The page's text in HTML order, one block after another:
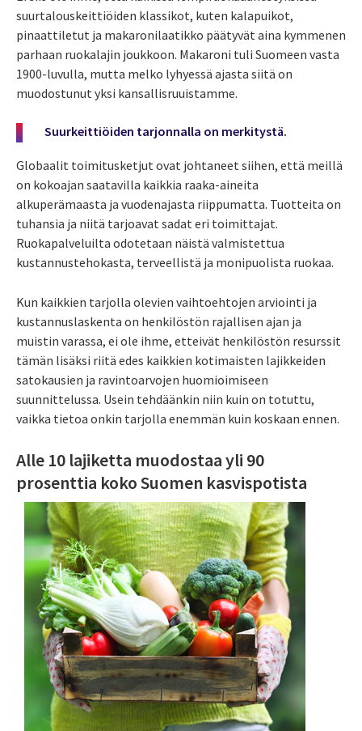
suurtalouskeittiöiden klassikot, kuten kalapuikot,
pinaattiletut ja makaronilaatikko päätyvät aina kymmenen
parhaan ruokalajin joukkoon. Makaroni tuli Suomeen vasta
1900-luvulla, mutta melko lyhyessä ajasta siitä on
muodostunut yksi kansallisruuistamme.
Suurkeittiöiden tarjonnalla on merkitystä.
Globaalit toimitusketjut ovat johtaneet siihen, että meillä
on kokoajan saatavilla kaikkia raaka-aineita
alkuperämaasta ja vuodenajasta riippumatta. Tuotteita on
tuhansia ja niitä tarjoavat sadat eri toimittajat.
Ruokapalveluilta odotetaan näistä valmistettua
kustannustehokasta, terveellistä ja monipuolista ruokaa.
Kun kaikkien tarjolla olevien vaihtoehtojen arviointi ja
kustannuslaskenta on henkilöstön rajallisen ajan ja
muistin varassa, ei ole ihme, etteivät henkilöstön resurssit
tämän lisäksi riitä edes kaikkien kotimaisten lajikkeiden
satokausien ja ravintoarvojen huomioimiseen
suunnittelussa. Usein tehdäänkin niin kuin on totuttu,
vaikka tietoa onkin tarjolla enemmän kuin koskaan ennen.
Alle 10 lajiketta muodostaa yli 90
prosenttia koko Suomen kasvispotista